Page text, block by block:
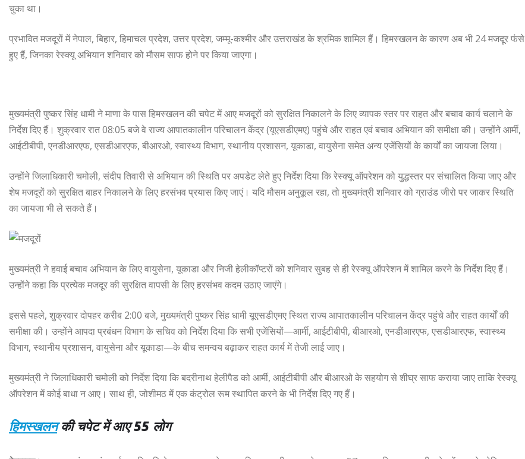
चुका था।
प्रभावित मजदूरों में नेपाल, बिहार, हिमाचल प्रदेश, उत्तर प्रदेश, जम्मू-कश्मीर और उत्तराखंड के श्रमिक शामिल हैं। हिमस्खलन के कारण अब भी 24 मजदूर फंसे
हुए हैं, जिनका रेस्क्यू अभियान शनिवार को मौसम साफ होने पर किया जाएगा।
मुख्यमंत्री पुष्कर सिंह धामी ने माणा के पास हिमस्खलन की चपेट में आए मजदूरों को सुरक्षित निकालने के लिए व्यापक स्तर पर राहत और बचाव कार्य चलाने के
निर्देश दिए हैं। शुक्रवार रात 08:05 बजे वे राज्य आपातकालीन परिचालन केंद्र (यूएसडीएमए) पहुंचे और राहत एवं बचाव अभियान की समीक्षा की। उन्होंने आर्मी,
आईटीबीपी, एनडीआरएफ, एसडीआरएफ, बीआरओ, स्वास्थ्य विभाग, स्थानीय प्रशासन, यूकाडा, वायुसेना समेत अन्य एजेंसियों के कार्यों का जायजा लिया।
उन्होंने जिलाधिकारी चमोली, संदीप तिवारी से अभियान की स्थिति पर अपडेट लेते हुए निर्देश दिया कि रेस्क्यू ऑपरेशन को युद्धस्तर पर संचालित किया जाए और
शेष मजदूरों को सुरक्षित बाहर निकालने के लिए हरसंभव प्रयास किए जाएं। यदि मौसम अनुकूल रहा, तो मुख्यमंत्री शनिवार को ग्राउंड जीरो पर जाकर स्थिति
का जायजा भी ले सकते हैं।
मुख्यमंत्री ने हवाई बचाव अभियान के लिए वायुसेना, यूकाडा और निजी हेलीकॉप्टरों को शनिवार सुबह से ही रेस्क्यू ऑपरेशन में शामिल करने के निर्देश दिए हैं।
उन्होंने कहा कि प्रत्येक मजदूर की सुरक्षित वापसी के लिए हरसंभव कदम उठाए जाएंगे।
इससे पहले, शुक्रवार दोपहर करीब 2:00 बजे, मुख्यमंत्री पुष्कर सिंह धामी यूएसडीएमए स्थित राज्य आपातकालीन परिचालन केंद्र पहुंचे और राहत कार्यों की
समीक्षा की। उन्होंने आपदा प्रबंधन विभाग के सचिव को निर्देश दिया कि सभी एजेंसियों—आर्मी, आईटीबीपी, बीआरओ, एनडीआरएफ, एसडीआरएफ, स्वास्थ्य
विभाग, स्थानीय प्रशासन, वायुसेना और यूकाडा—के बीच समन्वय बढ़ाकर राहत कार्य में तेजी लाई जाए।
मुख्यमंत्री ने जिलाधिकारी चमोली को निर्देश दिया कि बदरीनाथ हेलीपैड को आर्मी, आईटीबीपी और बीआरओ के सहयोग से शीघ्र साफ कराया जाए ताकि रेस्क्यू
ऑपरेशन में कोई बाधा न आए। साथ ही, जोशीमठ में एक कंट्रोल रूम स्थापित करने के भी निर्देश दिए गए हैं।
हिमस्खलनकी चपेट में आए 55 लोग